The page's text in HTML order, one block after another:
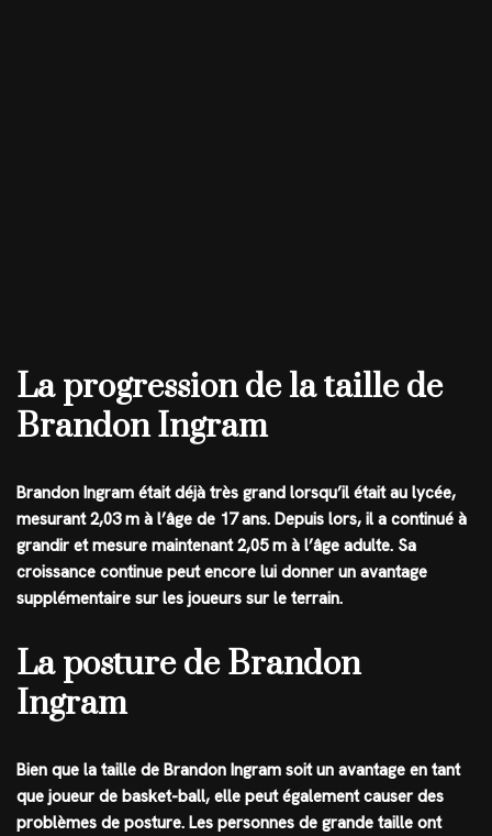
La progression de la taille de
Brandon Ingram
Brandon Ingram était déjà très grand lorsqu’il était au lycée,
mesurant 2,03 m à l’âge de 17 ans. Depuis lors, il a continué à
grandir et mesure maintenant 2,05 m à l’âge adulte. Sa
croissance continue peut encore lui donner un avantage
supplémentaire sur les joueurs sur le terrain.
La posture de Brandon
Ingram
Bien que la taille de Brandon Ingram soit un avantage en tant
que joueur de basket-ball, elle peut également causer des
problèmes de posture. Les personnes de grande taille ont